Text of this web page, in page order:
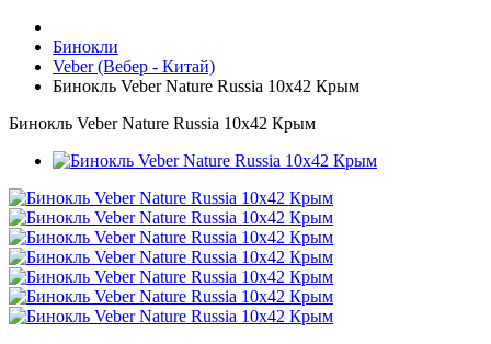
Бинокли
Veber (Вебер - Китай)
Бинокль Veber Nature Russia 10x42 Крым
Бинокль Veber Nature Russia 10x42 Крым